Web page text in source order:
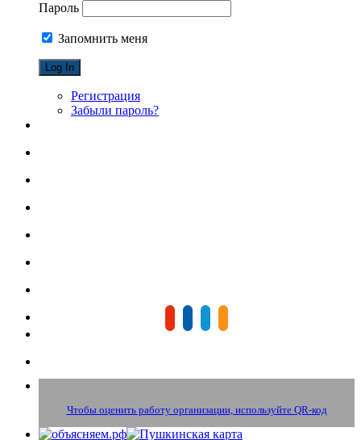
Пароль
Запомнить меня
Регистрация
Забыли пароль?
Чтобы оценить работу организации, используйте QR-код